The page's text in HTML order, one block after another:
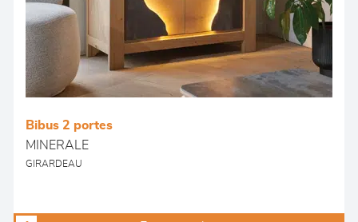
Bibus 2 portes
MINERALE
GIRARDEAU